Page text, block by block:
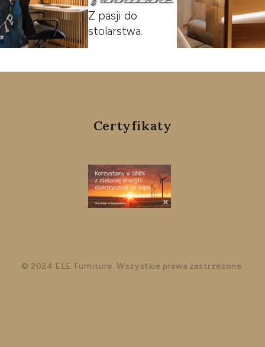
Z pasji do
stolarstwa.
Certyfikaty
© 2024 ELE Furniture. Wszystkie prawa zastrzeżone.